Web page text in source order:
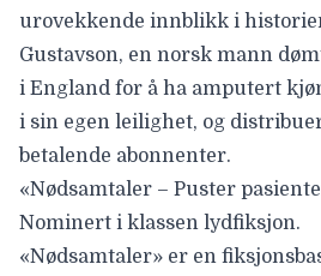
urovekkende innblikk i
Gustavson, en norsk mann
i England for å ha amputert
i sin egen leilighet, og
betalende abonnenter.
«Nødsamtaler – Puster
Nominert i klassen lydfiksjon.
«Nødsamtaler» er en